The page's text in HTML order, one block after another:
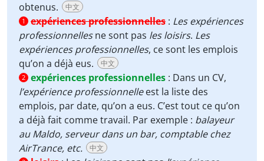
obtenus.
中文
1 expériences professionnelles : Les expériences
professionnellesne sont pas les loisirs. Les
expériences professionnelles, ce sont les emplois
qu’on a déjà eus.
中文
2 expériences professionnelles : Dans un CV,
l’expérience professionnelleest la liste des
emplois, par date, qu’on a eus. C’est tout ce qu’on
a déjà fait comme travail. Par exemple : balayeur
au Maldo, serveur dans un bar, comptable chez
AirTrance, etc.
中文